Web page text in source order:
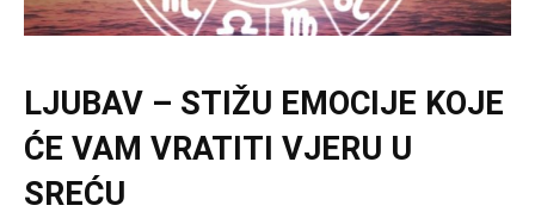
LJUBAV – STIŽU EMOCIJE KOJE
ĆE VAM VRATITI VJERU U
SREĆU